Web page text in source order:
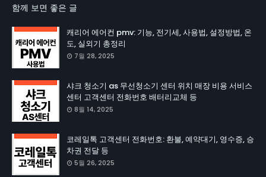
함께 보면 좋은 글
캐리어 에어컨 pmv: 기능, 전기세, 사용법, 설정방법, 온
도, 실외기 총정리
7월 28, 2025
샤크 청소기 as 무선청소기 센터 위치 매장 비용 서비스
센터 고객센터 전화번호 배터리교체 등
8월 14, 2025
코레일톡 고객센터 전화번호: 환불, 예약대기, 영수증, 승
차권 전달 등
5월 26, 2025